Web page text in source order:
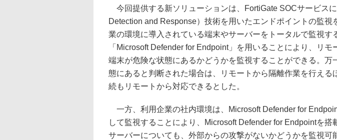
今回提供する新ソリューションは、FortiGate SOCサービス
Detection and Response）技術を用いたエンドポイントの監視
業の環境に導入されている端末やサーバーをトータルで監視す
「Microsoft Defender for Endpoint」を用いることにより、リモ
端末が危険な状態にあるかどうかを監視することができる。万
態にあると判断された場合は、リモートから隔離作業を行える
続もリモートから対応できるとした。
一方、利用企業の社内環境は、Microsoft Defender for
して監視することにより、Microsoft Defender for Endpointを搭
サーバーについても、外部からの攻撃がないかどうかを監視可